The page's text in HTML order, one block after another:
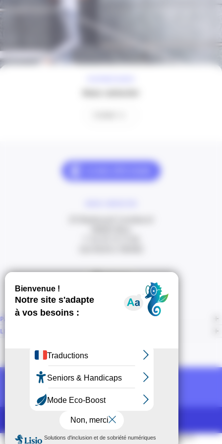
PAGES
LIENS CONNEXES
Recevoir la newsletter CCI
CCI Espace Presse
Mentions légalesAccessibilitéSitemapCGU CGVCPV